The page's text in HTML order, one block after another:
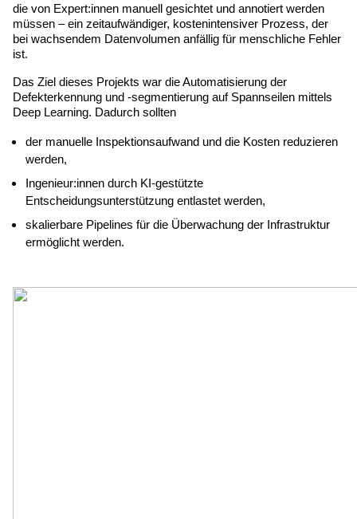
die von Expert:innen manuell gesichtet und annotiert werden
müssen – ein zeitaufwändiger, kostenintensiver Prozess, der
bei wachsendem Datenvolumen anfällig für menschliche Fehler
ist.
Das Ziel dieses Projekts war die Automatisierung der
Defekterkennung und -segmentierung auf Spannseilen mittels
Deep Learning. Dadurch sollten
der manuelle Inspektionsaufwand und die Kosten reduzieren
werden,
Ingenieur:innen durch KI-gestützte
Entscheidungsunterstützung entlastet werden,
skalierbare Pipelines für die Überwachung der Infrastruktur
ermöglicht werden.